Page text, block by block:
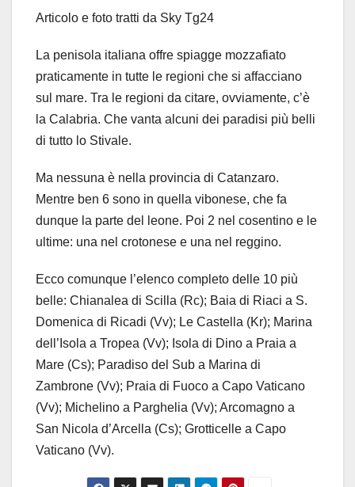
Articolo e foto tratti da Sky Tg24
La penisola italiana offre spiagge mozzafiato
praticamente in tutte le regioni che si affacciano
sul mare. Tra le regioni da citare, ovviamente, c’è
la Calabria. Che vanta alcuni dei paradisi più belli
di tutto lo Stivale.
Ma nessuna è nella provincia di Catanzaro.
Mentre ben 6 sono in quella vibonese, che fa
dunque la parte del leone. Poi 2 nel cosentino e le
ultime: una nel crotonese e una nel reggino.
Ecco comunque l’elenco completo delle 10 più
belle: Chianalea di Scilla (Rc); Baia di Riaci a S.
Domenica di Ricadi (Vv); Le Castella (Kr); Marina
dell’Isola a Tropea (Vv); Isola di Dino a Praia a
Mare (Cs); Paradiso del Sub a Marina di
Zambrone (Vv); Praia di Fuoco a Capo Vaticano
(Vv); Michelino a Parghelia (Vv); Arcomagno a
San Nicola d’Arcella (Cs); Grotticelle a Capo
Vaticano (Vv).